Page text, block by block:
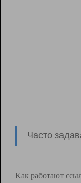
Часто
Как работают